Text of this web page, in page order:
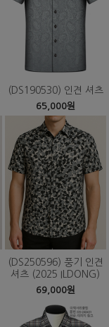
(DS190530) 인견 셔츠
65,000원
(DS250596) 풍기 인견
셔츠 (2025 ILDONG)
69,000원